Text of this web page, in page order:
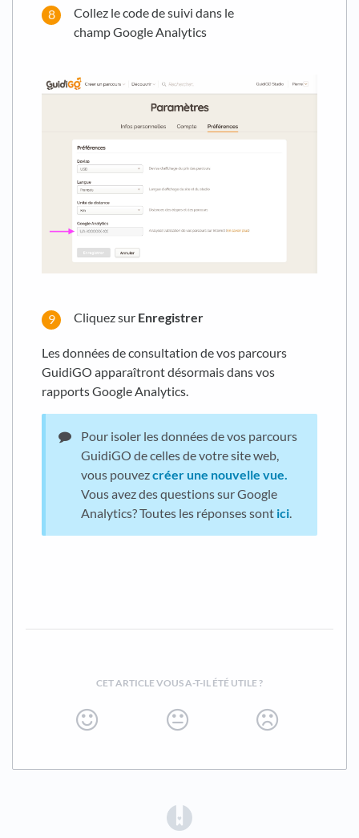
Collez le code de suivi dans le
champ Google Analytics
Cliquez sur Enregistrer
Les données de consultation de vos parcours
GuidiGO apparaîtront désormais dans vos
rapports Google Analytics.
Pour isoler les données de vos parcours
GuidiGO de celles de votre site web,
vous pouvezcréer une nouvelle vue.
Vous avez des questions sur Google
Analytics? Toutes les réponses sont ici.
CET ARTICLE VOUS A-T-IL ÉTÉ UTILE ?